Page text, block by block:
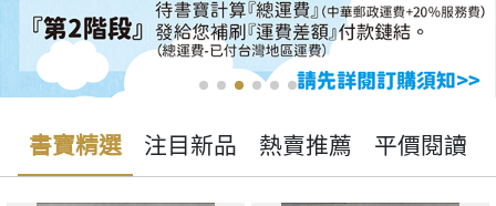
書寶精選 注目新品 熱賣推薦 平價閱讀